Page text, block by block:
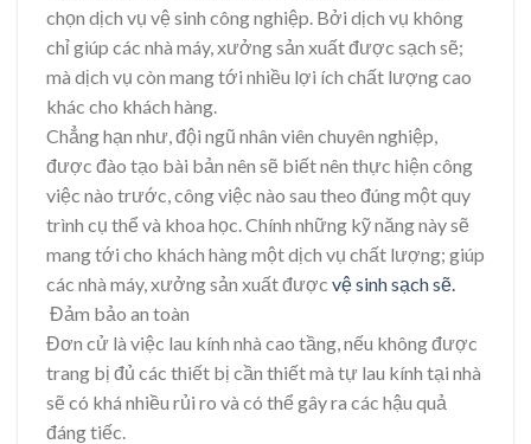
chọn dịch vụ vệ sinh công nghiệp. Bởi dịch vụ không
chỉ giúp các nhà máy, xưởng sản xuất được sạch sẽ;
mà dịch vụ còn mang tới nhiều lợi ích chất lượng cao
khác cho khách hàng.
Chẳng hạn như, đội ngũ nhân viên chuyên nghiệp,
được đào tạo bài bản nên sẽ biết nên thực hiện công
việc nào trước, công việc nào sau theo đúng một quy
trình cụ thể và khoa học. Chính những kỹ năng này sẽ
mang tới cho khách hàng một dịch vụ chất lượng; giúp
các nhà máy, xưởng sản xuất được vệ sinh sạch sẽ.
Đảm bảo an toàn
Đơn cử là việc lau kính nhà cao tầng, nếu không được
trang bị đủ các thiết bị cần thiết mà tự lau kính tại nhà
sẽ có khá nhiều rủi ro và có thể gây ra các hậu quả
đáng tiếc.